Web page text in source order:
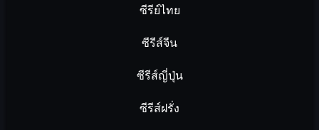
ซีรีย์ไทย
ซีรีส์จีน
ซีรีส์ญี่ปุ่น
ซีรีส์ฝรั่ง